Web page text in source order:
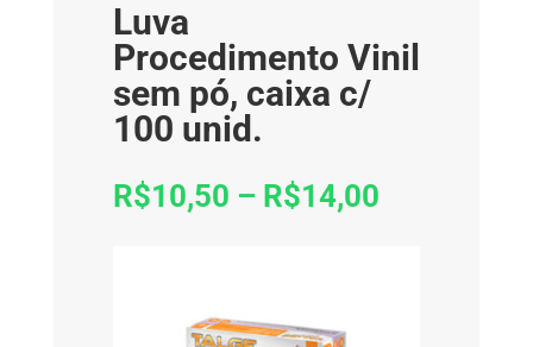
Luva
Procedimento Vinil
sem pó, caixa c/
100 unid.
R$10,50 – R$14,00